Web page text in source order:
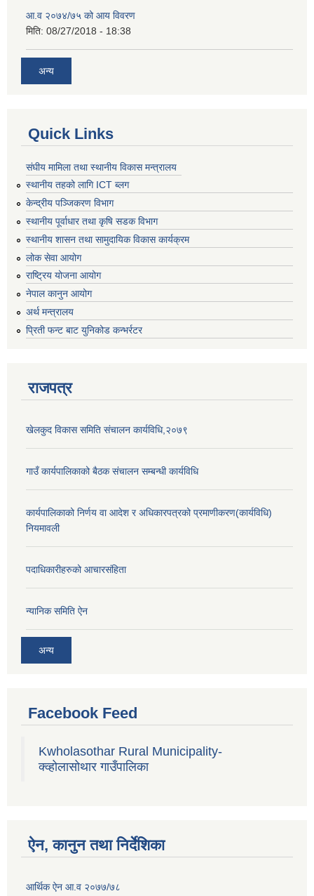
आ.व २०७४/७५ को आय विवरण
मिति: 08/27/2018 - 18:38
अन्य
Quick Links
संघीय मामिला तथा स्थानीय विकास मन्त्रालय
स्थानीय तहको लागि ICT ब्लग
केन्द्रीय पञ्जिकरण विभाग
स्थानीय पूर्वाधार तथा कृषि सडक विभाग
स्थानीय शासन तथा सामुदायिक विकास कार्यक्रम
लोक सेवा आयोग
राष्ट्रिय योजना आयोग
नेपाल कानुन आयोग
अर्थ मन्त्रालय
प्रिती फन्ट बाट युनिकोड कन्भर्रटर
राजपत्र
खेलकुद विकास समिति संचालन कार्यविधि,२०७९
गाउँ कार्यपालिकाको बैठक संचालन सम्बन्धी कार्यविधि
कार्यपालिकाको निर्णय वा आदेश र अधिकारपत्रको प्रमाणीकरण(कार्यविधि)
नियमावली
पदाधिकारीहरुको आचारसंहिता
न्यानिक समिति ऐन
अन्य
Facebook Feed
Kwholasothar Rural Municipality-
क्व्होलासोथार गाउँपालिका
ऐन, कानुन तथा निर्देशिका
आर्थिक ऐन आ.व २०७७/७८